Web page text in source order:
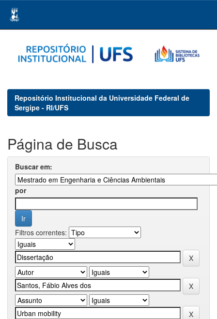
navigation
Repositório Institucional da Universidade Federal de
Sergipe - RI/UFS
Página de Busca
Buscar em:
por
Filtros correntes: